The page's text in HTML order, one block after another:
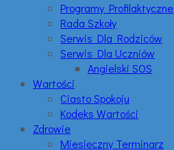
Programy Profilaktyczne
Rada Szkoły
Serwis Dla Rodziców
Serwis Dla Uczniów
Angielski SOS
Wartości
Ciasto Spokoju
Kodeks Wartości
Zdrowie
Miesięczny Terminarz